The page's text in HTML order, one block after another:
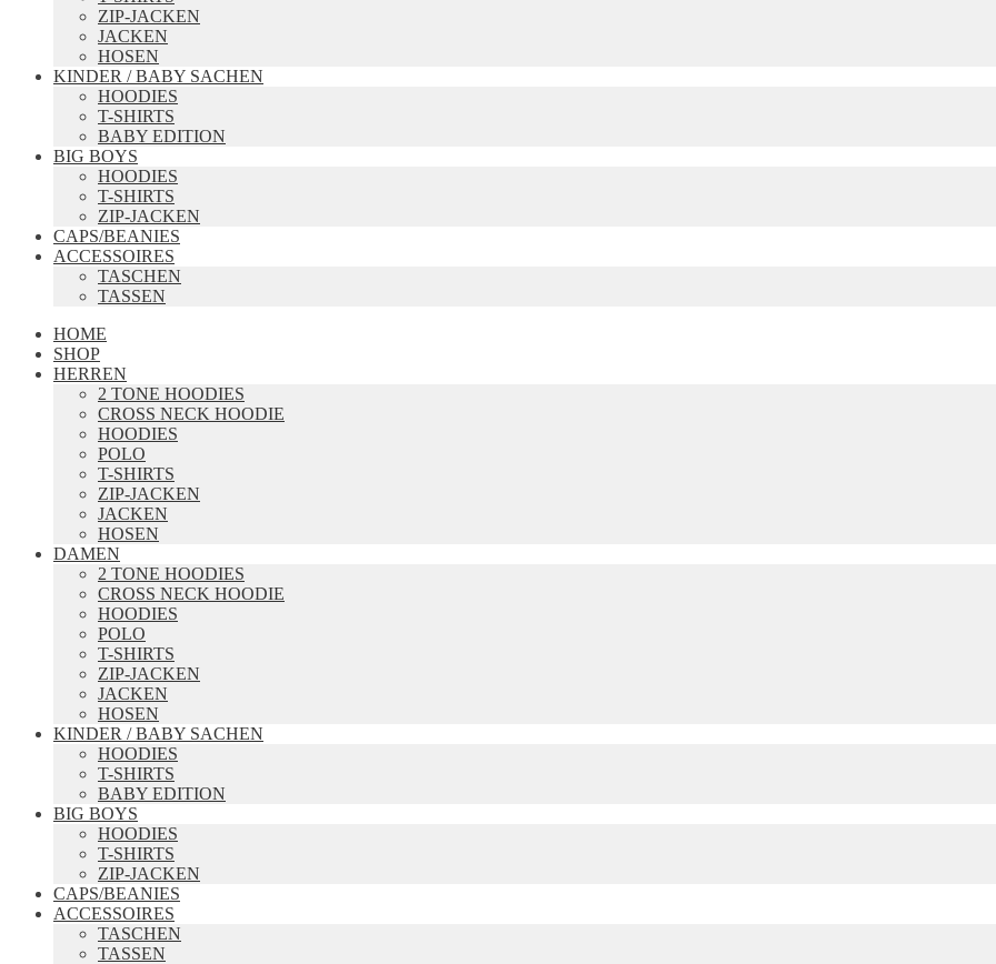
ZIP-JACKEN
JACKEN
HOSEN
KINDER / BABY SACHEN
HOODIES
T-SHIRTS
BABY EDITION
BIG BOYS
HOODIES
T-SHIRTS
ZIP-JACKEN
CAPS/BEANIES
ACCESSOIRES
TASCHEN
TASSEN
HOME
SHOP
HERREN
2 TONE HOODIES
CROSS NECK HOODIE
HOODIES
POLO
T-SHIRTS
ZIP-JACKEN
JACKEN
HOSEN
DAMEN
2 TONE HOODIES
CROSS NECK HOODIE
HOODIES
POLO
T-SHIRTS
ZIP-JACKEN
JACKEN
HOSEN
KINDER / BABY SACHEN
HOODIES
T-SHIRTS
BABY EDITION
BIG BOYS
HOODIES
T-SHIRTS
ZIP-JACKEN
CAPS/BEANIES
ACCESSOIRES
TASCHEN
TASSEN